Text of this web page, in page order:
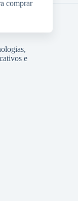
comprar
e